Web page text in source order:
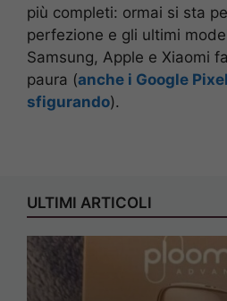
più completi: ormai si sta
perfezione e gli ultimi
Samsung, Apple e Xiaomi
paura (anche i Google
sfigurando).
ULTIMI ARTICOLI